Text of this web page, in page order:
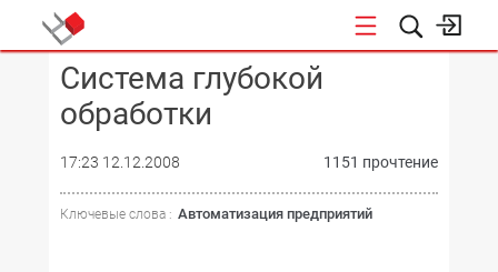
КОНФЕРЕНЦИИ
Система глубокой
обработки
17:23 12.12.2008 1151 прочтение
Ключевые слова : Автоматизация предприятий